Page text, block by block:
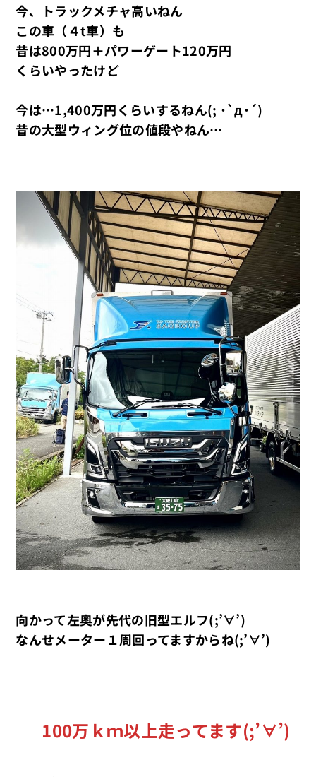
今、トラックメチャ高いねん
この車（４t車）も
昔は800万円＋パワーゲート120万円
くらいやったけど
今は…1,400万円くらいするねん(; ･`д･´)
昔の大型ウィング位の値段やねん…
向かって左奥が先代の旧型エルフ(;’∀’)
なんせメーター１周回ってますからね(;’∀’)
100万ｋｍ以上走ってます(;’∀’)